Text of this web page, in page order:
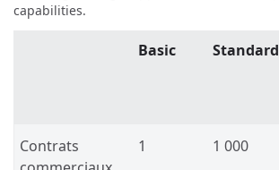
capabilities.
Basic Standard
Contrats
1 1 000